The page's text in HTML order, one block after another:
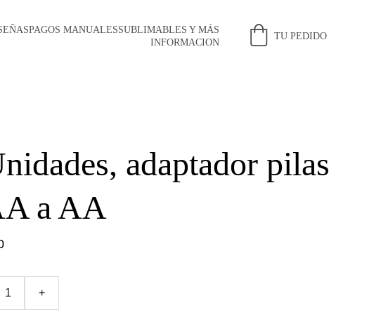
PAGOS MANUALESSUBLIMABLES Y MÁS
INFORMACION
TU PEDIDO
adaptador pilas
a AA
+